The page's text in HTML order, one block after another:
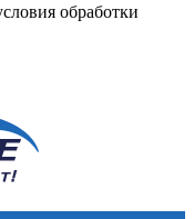
обработки